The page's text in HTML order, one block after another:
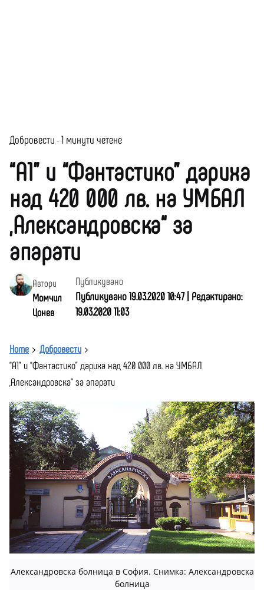
Добровести 1 минути четене
“А1” и “Фантастико” дариха
над 420 000 лв. на УМБАЛ
„Александровска“ за
апарати
Автори
Момчил
Цонев
Публикувано
Публикувано 19.03.2020 10:47 | Редактирано:
19.03.2020 11:03
Home
Добровести
“А1” и “Фантастико” дариха над 420 000 лв. на УМБАЛ
„Александровска“ за апарати
Александровска болница в София. Снимка: Александровска
болница